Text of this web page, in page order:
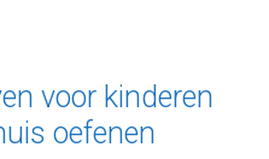
voor kinderen
oefenen